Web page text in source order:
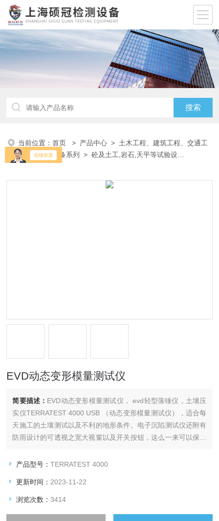
当前位置：首页 > 产品中心 > 土木工程、建筑工程、交通工
程试验仪器设备系列
>砼及土工,岩石,天平等试验设
EVD动态变形模量测试仪
简要描述： EVD动态变形模量测试仪， evd轻型落锤仪，土壤压
实仪TERRATEST 4000 USB （动态变形模量测试仪），适合每
天施工的土壤测试以及不利的地形条件。电子沉陷测试仪还附有
防雨设计的可透视之宽大视窗以及开关按钮，这么一来可以保护
以正常工作! 所有的测试结果将被储存于USB移动硬盘内，可方
产品型号：TERRATEST 4000
更新时间： 2023-11-22
浏览次数：3414